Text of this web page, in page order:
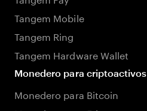
Tangem Mobile
Tangem Ring
Tangem Hardware Wallet
Monedero para criptoactivos
Monedero para Bitcoin